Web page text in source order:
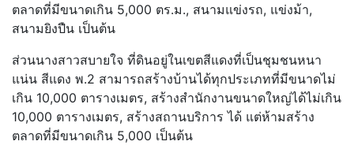
ตลาดที่มีขนาดเกิน 5,000 ตร.ม., สนามแข่งรถ, แข่งม้า,
สนามยิงปืน เป็นต้น
ส่วนนางสาวสบายใจ ที่ดินอยู่ในเขตสีแดงที่เป็นชุมชนหนา
แน่น สีแดง พ.2 สามารถสร้างบ้านได้ทุกประเภทที่มีขนาดไม่
เกิน 10,000 ตารางเมตร, สร้างสำนักงานขนาดใหญ่ได้ไม่เกิน
10,000 ตารางเมตร, สร้างสถานบริการ ได้ แต่ห้ามสร้าง
ตลาดที่มีขนาดเกิน 5,000 เป็นต้น